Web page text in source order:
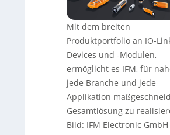
Mit dem breiten
Produktportfolio an IO-
Devices und -Modulen,
ermöglicht es IFM, für
jede Branche und jede
Applikation
Gesamtlösung zu
Bild: IFM Electronic GmbH